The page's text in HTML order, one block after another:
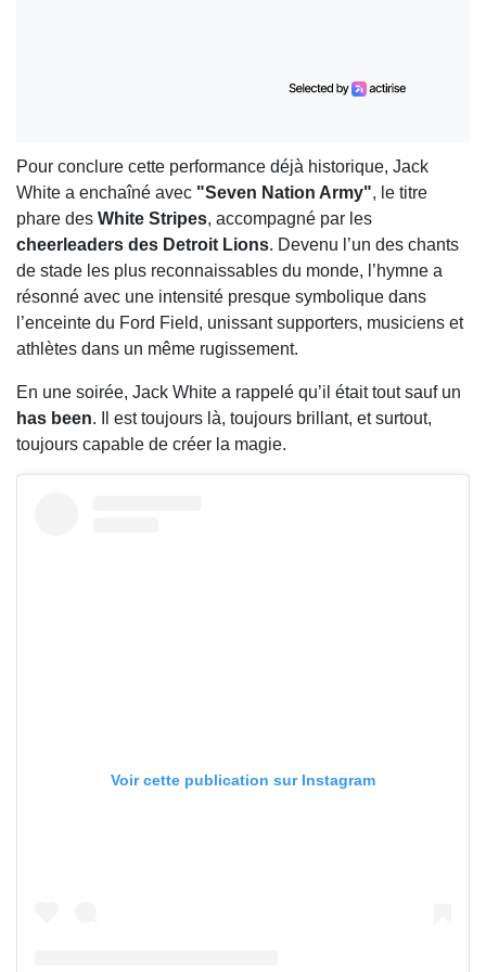
Pour conclure cette performance déjà historique, Jack
White a enchaîné avec "Seven Nation Army", le titre
phare des White Stripes, accompagné par les
cheerleaders des Detroit Lions. Devenu l’un des chants
de stade les plus reconnaissables du monde, l’hymne a
résonné avec une intensité presque symbolique dans
l’enceinte du Ford Field, unissant supporters, musiciens et
athlètes dans un même rugissement.
En une soirée, Jack White a rappelé qu’il était tout sauf un
has been. Il est toujours là, toujours brillant, et surtout,
toujours capable de créer la magie.
Voir cette publication sur Instagram